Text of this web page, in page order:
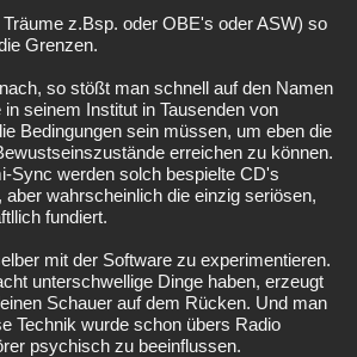
z.Bsp. oder OBE's oder ASW) so
Grenzen.
so stößt man schnell auf den Namen
seinem Institut in Tausenden von
Bedingungen sein müssen, um eben die
erreichen zu können.
Sync werden solch bespielte CD's
aber wahrscheinlich die einzig seriösen,
fundiert.
mit der Software zu experimentieren.
unterschwellige Dinge haben, erzeugt
Schauer auf dem Rücken. Und man
Technik wurde schon übers Radio
psychisch zu beeinflussen.